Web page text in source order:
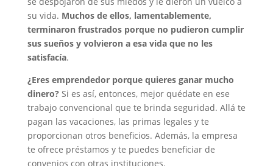
su vida. Muchos de ellos, lamentablemente,
terminaron frustrados porque no pudieron cumplir
sus sueños y volvieron a esa vida que no les
satisfacía.
¿Eres emprendedor porque quieres ganar mucho
dinero?Si es así, entonces, mejor quédate en ese
trabajo convencional que te brinda seguridad. Allá te
pagan las vacaciones, las primas legales y te
proporcionan otros beneficios. Además, la empresa
te ofrece préstamos y te puedes beneficiar de
convenios con otras instituciones.